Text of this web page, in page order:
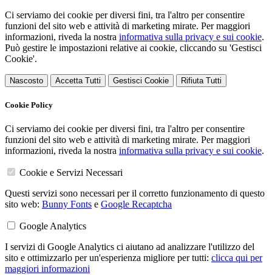
Ci serviamo dei cookie per diversi fini, tra l'altro per consentire
funzioni del sito web e attività di marketing mirate. Per maggiori
informazioni, riveda la nostra informativa sulla privacy e sui cookie.
Può gestire le impostazioni relative ai cookie, cliccando su 'Gestisci
Cookie'.
Nascosto Accetta Tutti Gestisci Cookie Rifiuta Tutti
Cookie Policy
Ci serviamo dei cookie per diversi fini, tra l'altro per consentire
funzioni del sito web e attività di marketing mirate. Per maggiori
informazioni, riveda la nostra informativa sulla privacy e sui cookie.
Cookie e Servizi Necessari
Questi servizi sono necessari per il corretto funzionamento di questo
sito web: Bunny Fonts e Google Recaptcha
Google Analytics
I servizi di Google Analytics ci aiutano ad analizzare l'utilizzo del
sito e ottimizzarlo per un'esperienza migliore per tutti: clicca qui per
maggiori informazioni